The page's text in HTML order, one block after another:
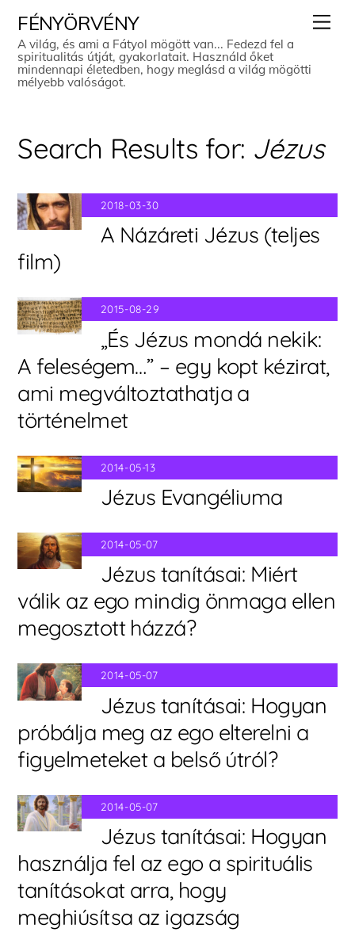
content
FÉNYÖRVÉNY
A világ, és ami a Fátyol mögött van... Fedezd fel a
spiritualitás útját, gyakorlatait. Használd őket
mindennapi életedben, hogy meglásd a világ mögötti
mélyebb valóságot.
Search Results for: Jézus
2018-03-30
A Názáreti Jézus (teljes
film)
2015-08-29
„És Jézus mondá nekik:
A feleségem…” – egy kopt kézirat,
ami megváltoztathatja a
történelmet
2014-05-13
Jézus Evangéliuma
2014-05-07
Jézus tanításai: Miért
válik az ego mindig önmaga ellen
megosztott házzá?
2014-05-07
Jézus tanításai: Hogyan
próbálja meg az ego elterelni a
figyelmeteket a belső útról?
2014-05-07
Jézus tanításai: Hogyan
használja fel az ego a spirituális
tanításokat arra, hogy
meghiúsítsa az igazság